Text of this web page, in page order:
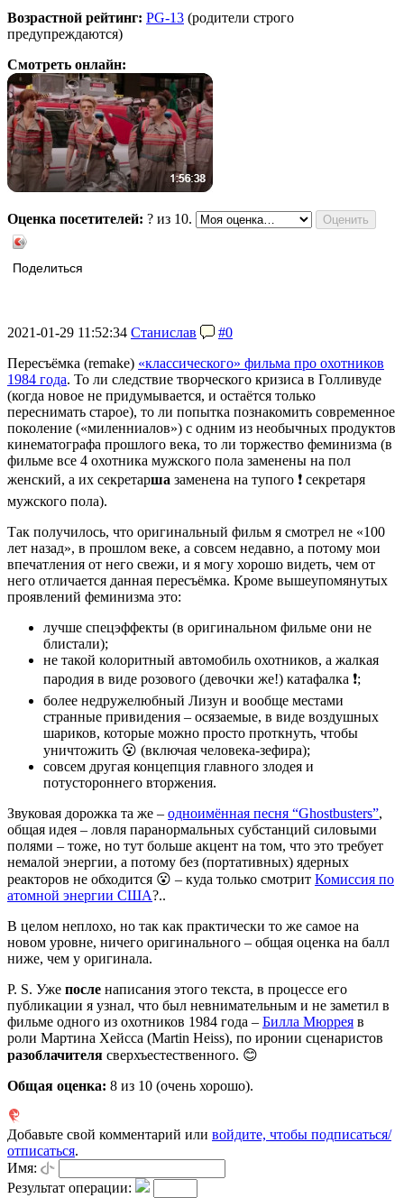
Возрастной рейтинг: PG-13 (родители строго
предупреждаются)
Смотреть онлайн:
Оценка посетителей: ? из 10.
Поделиться
2021-01-29 11:52:34 Станислав
#0
Пересъёмка (remake) «классического» фильма про охотников
1984 года. То ли следствие творческого кризиса в Голливуде
(когда новое не придумывается, и остаётся только
переснимать старое), то ли попытка познакомить современное
поколение («миленниалов») с одним из необычных продуктов
кинематографа прошлого века, то ли торжество феминизма (в
фильме все 4 охотника мужского пола заменены на пол
женский, а их секретарша заменена на тупого ❗️ секретаря
мужского пола).
Так получилось, что оригинальный фильм я смотрел не «100
лет назад», в прошлом веке, а совсем недавно, а потому мои
впечатления от него свежи, и я могу хорошо видеть, чем от
него отличается данная пересъёмка. Кроме вышеупомянутых
проявлений феминизма это:
лучше спецэффекты (в оригинальном фильме они не
блистали);
не такой колоритный автомобиль охотников, а жалкая
пародия в виде розового (девочки же!) катафалка ❗️;
более недружелюбный Лизун и вообще местами
странные привидения – осязаемые, в виде воздушных
шариков, которые можно просто проткнуть, чтобы
уничтожить 😮 (включая человека-зефира);
совсем другая концепция главного злодея и
потустороннего вторжения.
Звуковая дорожка та же – одноимённая песня “Ghostbusters”,
общая идея – ловля паранормальных субстанций силовыми
полями – тоже, но тут больше акцент на том, что это требует
немалой энергии, а потому без (портативных) ядерных
реакторов не обходится 😮 – куда только смотрит Комиссия по
атомной энергии США?..
В целом неплохо, но так как практически то же самое на
новом уровне, ничего оригинального – общая оценка на балл
ниже, чем у оригинала.
P. S. Уже после написания этого текста, в процессе его
публикации я узнал, что был невнимательным и не заметил в
фильме одного из охотников 1984 года – Билла Мюррея в
роли Мартина Хейсса (Martin Heiss), по иронии сценаристов
разоблачителя сверхъестественного. 😊
Общая оценка: 8 из 10 (очень хорошо).
Добавьте свой комментарий или войдите, чтобы подписаться/
отписаться.
Имя:
Результат операции: